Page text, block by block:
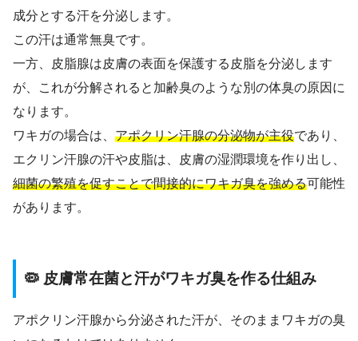
成分とする汗を分泌します。
この汗は通常無臭です。
一方、皮脂腺は皮膚の表面を保護する皮脂を分泌します
が、これが分解されると加齢臭のような別の体臭の原因に
なります。
ワキガの場合は、 アポクリン汗腺の分泌物が主役であり、
エクリン汗腺の汗や皮脂は、皮膚の湿潤環境を作り出し、
細菌の繁殖を促すことで間接的にワキガ臭を強める可能性
があります。
🦠 皮膚常在菌と汗がワキガ臭を作る仕組み
アポクリン汗腺から分泌された汗が、そのままワキガの臭